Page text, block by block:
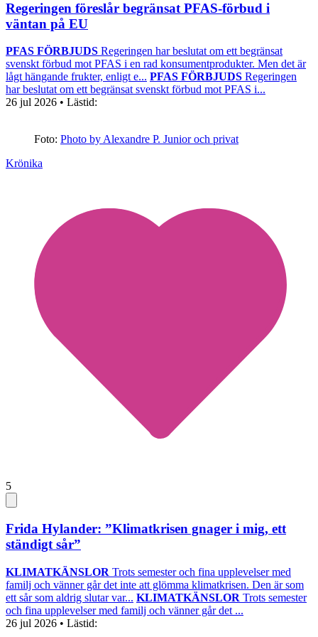
Regeringen föreslår begränsat PFAS-förbud i
väntan på EU
PFAS FÖRBJUDS Regeringen har beslutat om ett begränsat
svenskt förbud mot PFAS i en rad konsumentprodukter. Men det är
lågt hängande frukter, enligt e... PFAS FÖRBJUDS Regeringen
har beslutat om ett begränsat svenskt förbud mot PFAS i...
26 jul 2026 • Lästid:
Foto: Photo by Alexandre P. Junior och privat
Krönika
5
Frida Hylander: ”Klimatkrisen gnager i mig, ett
ständigt sår”
KLIMATKÄNSLOR Trots semester och fina upplevelser med
familj och vänner går det inte att glömma klimatkrisen. Den är som
ett sår som aldrig slutar var... KLIMATKÄNSLOR Trots semester
och fina upplevelser med familj och vänner går det ...
26 jul 2026 • Lästid: